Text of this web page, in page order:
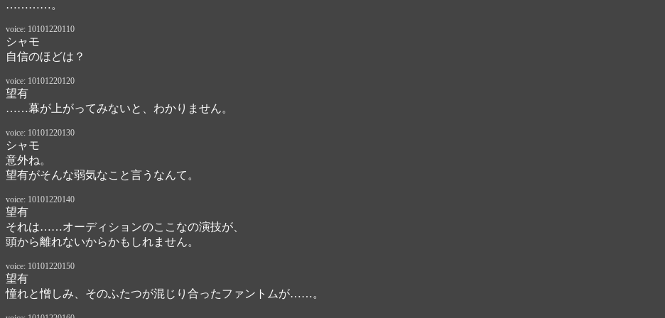
…………。
voice: 10101220110
シャモ
自信のほどは？
voice: 10101220120
望有
……幕が上がってみないと、わかりません。
voice: 10101220130
シャモ
意外ね。
望有がそんな弱気なこと言うなんて。
voice: 10101220140
望有
それは……オーディションのここなの演技が、
頭から離れないからかもしれません。
voice: 10101220150
望有
憧れと憎しみ、そのふたつが混じり合ったファントムが……。